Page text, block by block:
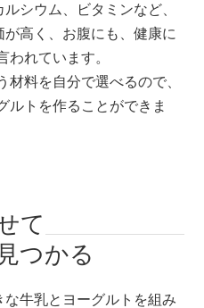
ルシウム、ビタミンなど、
が高く、お腹にも、健康に
われています。
材料を自分で選べるので、
ルトを作ることができま
て
つかる
な牛乳とヨーグルトを組み